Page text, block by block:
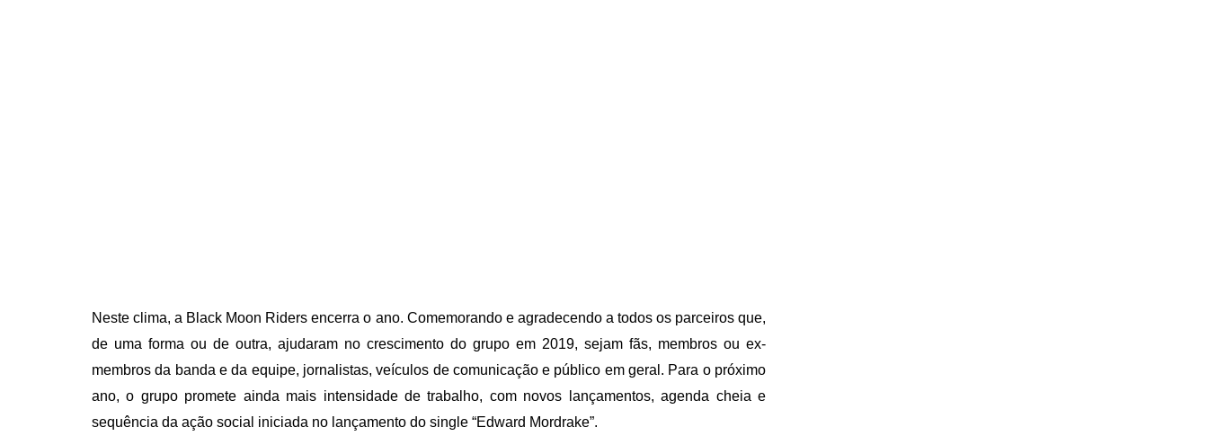
Neste clima, a Black Moon Riders encerra o ano. Comemorando e agradecendo a todos os parceiros que,
de uma forma ou de outra, ajudaram no crescimento do grupo em 2019, sejam fãs, membros ou ex-
membros da banda e da equipe, jornalistas, veículos de comunicação e público em geral. Para o próximo
ano, o grupo promete ainda mais intensidade de trabalho, com novos lançamentos, agenda cheia e
sequência da ação social iniciada no lançamento do single “Edward Mordrake”.